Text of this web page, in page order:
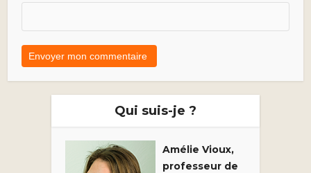
Qui suis-je ?
Amélie Vioux,
professeur de